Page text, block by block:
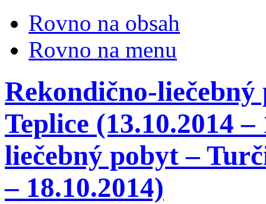
Rovno na obsah
Rovno na menu
Rekondično-
Teplice (13.10.2014
liečebný pobyt –
– 18.10.2014)